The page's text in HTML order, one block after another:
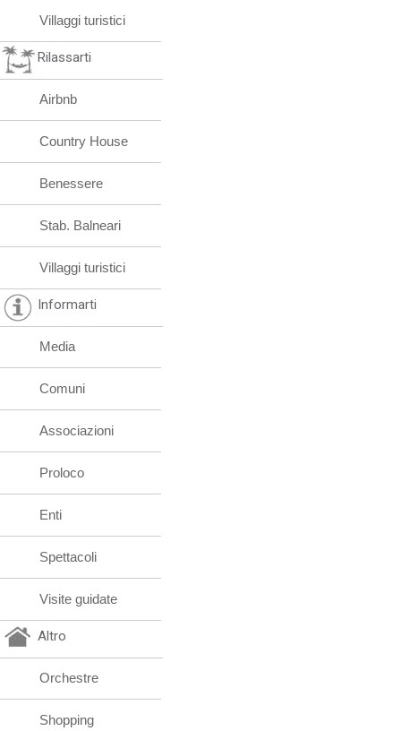
Villaggi turistici
Rilassarti
Airbnb
Country House
Benessere
Stab. Balneari
Villaggi turistici
Informarti
Media
Comuni
Associazioni
Proloco
Enti
Spettacoli
Visite guidate
Altro
Orchestre
Shopping